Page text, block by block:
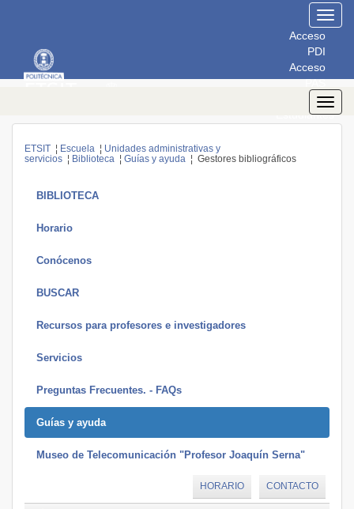
Acceso
PDI
Acceso
PAS
Acceso
Estudiantes
ETSIT ¦ Escuela ¦ Unidades administrativas y
servicios ¦ Biblioteca ¦ Guías y ayuda ¦ Gestores bibliográficos
BIBLIOTECA
Horario
Conócenos
BUSCAR
Recursos para profesores e investigadores
Servicios
Preguntas Frecuentes. - FAQs
Guías y ayuda
Museo de Telecomunicación "Profesor Joaquín Serna"
HORARIO CONTACTO